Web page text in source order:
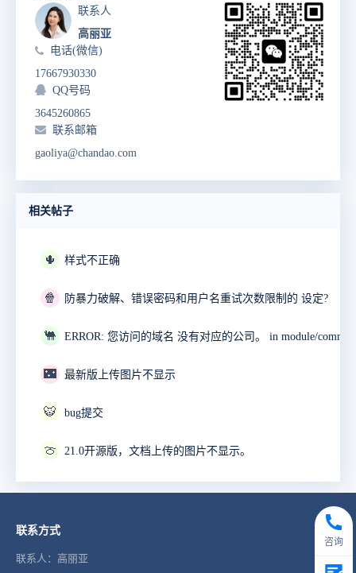
联系人
高丽亚
电话(微信)
17667930330
QQ号码
3645260865
联系邮箱
gaoliya@chandao.com
相关帖子
🌵 样式不正确
🍿 防暴力破解、错误密码和用户名重试次数限制的 设定?
🐫
🌃 最新版上传图片不显示
🐯 bug提交
🍈 21.0开源版，文档上传的图片不显示。
联系方式
联系人：高丽亚
咨询